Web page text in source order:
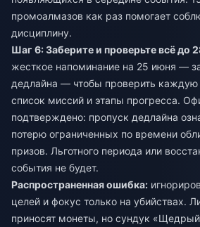
промоалмазов как раз помогает
дисциплину.
Шаг 6: Заберите и проверьте всё до
жесткое напоминание на 25 июня —
дедлайна — чтобы проверить каждую
список миссий и этапы прогресса.
подтверждено: пропуск дедлайна
потерю ограниченных по времени
призов. Льготного периода или
события не будет.
Распространенная ошибка:
целей и фокус только на убийствах.
приносят монеты, но сундук